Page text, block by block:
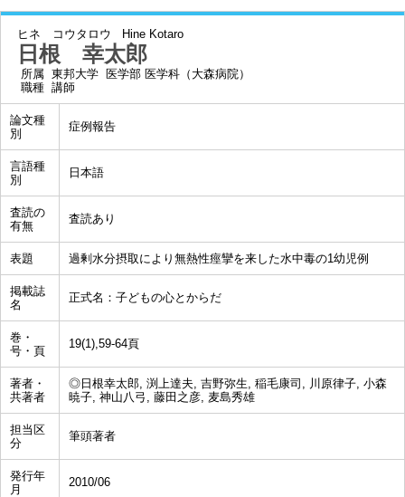
ヒネ コウタロウ Hine Kotaro
日根 幸太郎
所属 東邦大学 医学部 医学科（大森病院）
職種 講師
論文種
別
症例報告
言語種
別
日本語
査読の
有無
査読あり
表題 過剰水分摂取により無熱性痙攣を来した水中毒の1幼児例
掲載誌
名
正式名：子どもの心とからだ
巻・
号・頁
19(1),59-64頁
著者・
共著者
◎日根幸太郎, 渕上達夫, 吉野弥生, 稲毛康司, 川原律子, 小森
暁子, 神山八弓, 藤田之彦, 麦島秀雄
担当区
分
筆頭著者
発行年
月
2010/06